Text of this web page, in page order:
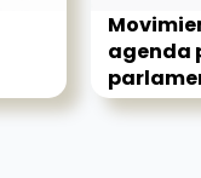
agenda